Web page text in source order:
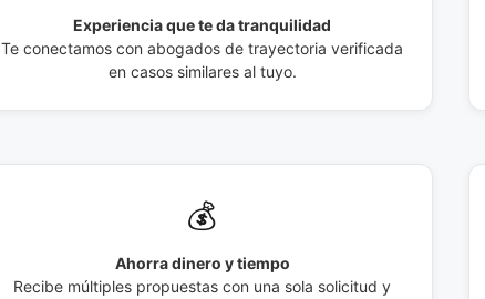
Experiencia que te da tranquilidad
Te conectamos con abogados de trayectoria verificada
en casos similares al tuyo.
💰
Ahorra dinero y tiempo
Recibe múltiples propuestas con una sola solicitud y